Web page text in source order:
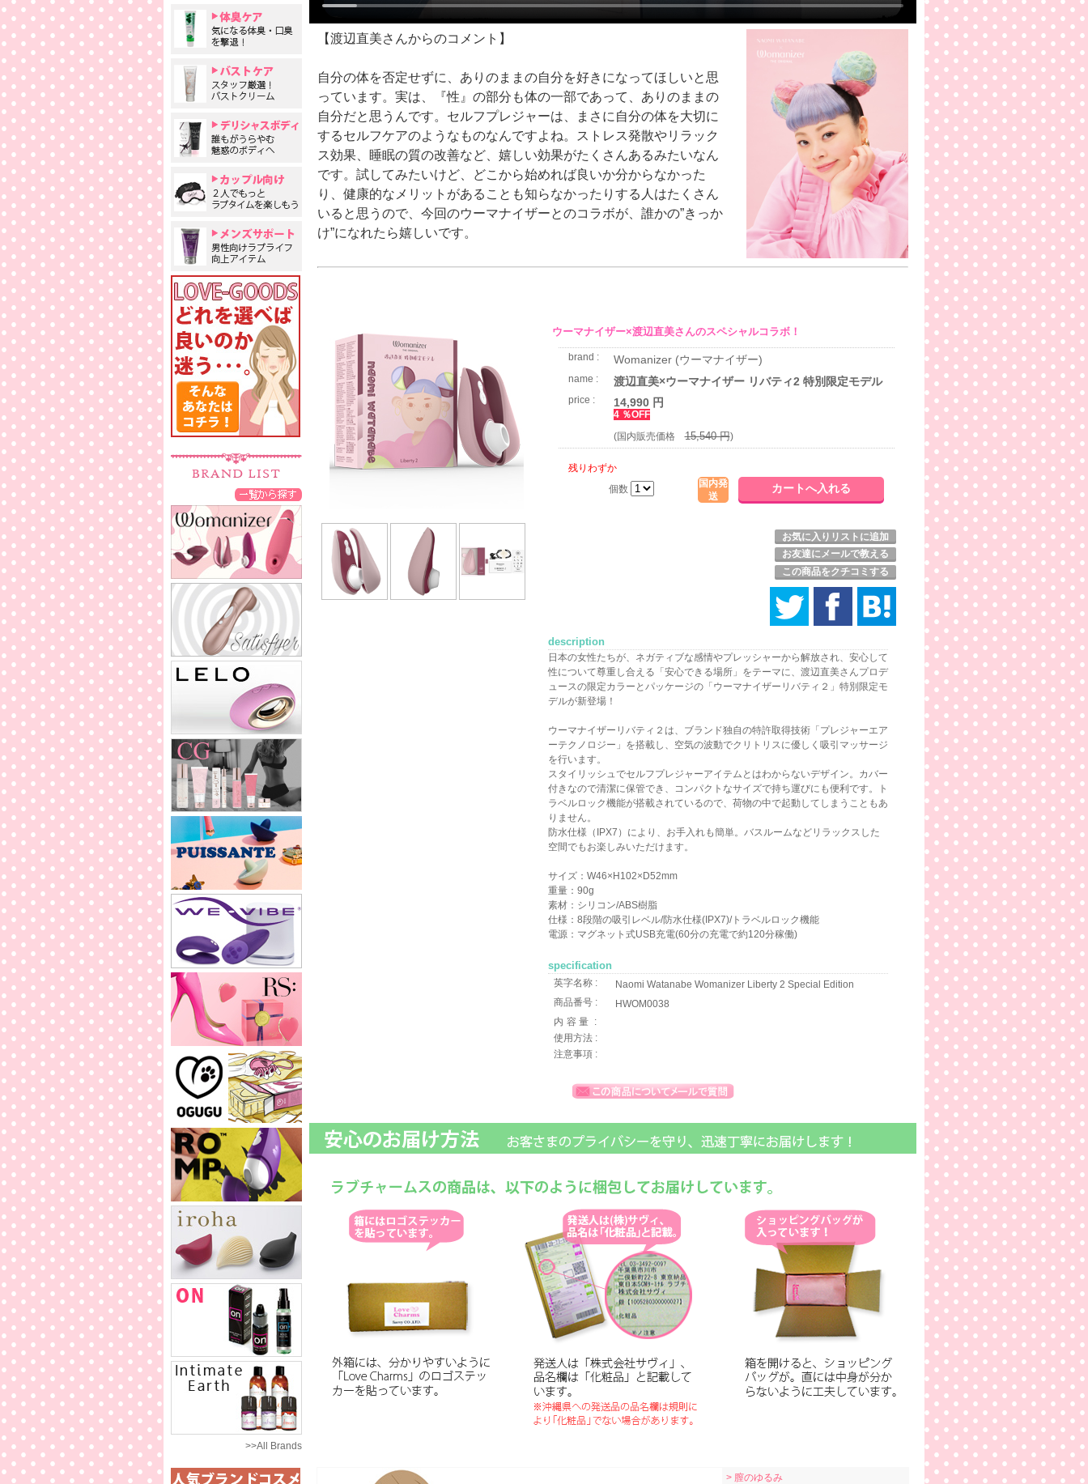
>>All Brands
【渡辺直美さんからのコメント】
⾃分の体を否定せずに、ありのままの⾃分を好きになってほしいと思
っています。実は、『性』の部分も体の⼀部であって、ありのままの
⾃分だと思うんです。セルフプレジャーは、まさに⾃分の体を⼤切に
するセルフケアのようなものなんですよね。ストレス発散やリラック
ス効果、睡眠の質の改善など、嬉しい効果がたくさんあるみたいなん
です。試してみたいけど、どこから始めれば良いか分からなかった
り、健康的なメリットがあることも知らなかったりする⼈はたくさん
いると思うので、今回のウーマナイザーとのコラボが、誰かの”きっか
け”になれたら嬉しいです。
ウーマナイザー×渡辺直美さんのスペシャルコラボ！
brand : Womanizer (ウーマナイザー)
name : 渡辺直美×ウーマナイザー リバティ2 特別限定モデル
price : 14,990 円
4 ％OFF
(国内販売価格15,540 円)
残りわずか
個数
国内発
送
お気に入りリストに追加
お友達にメールで教える
この商品をクチコミする
description
日本の女性たちが、ネガティブな感情やプレッシャーから解放され、安心して
性について尊重し合える「安心できる場所」をテーマに、渡辺直美さんプロデ
ュースの限定カラーとパッケージの「ウーマナイザーリバティ２」特別限定モ
デルが新登場！
ウーマナイザーリバティ２は、ブランド独自の特許取得技術「プレジャーエア
ーテクノロジー」を搭載し、空気の波動でクリトリスに優しく吸引マッサージ
を行います。
スタイリッシュでセルフプレジャーアイテムとはわからないデザイン。カバー
付きなので清潔に保管でき、コンパクトなサイズで持ち運びにも便利です。ト
ラベルロック機能が搭載されているので、荷物の中で起動してしまうこともあ
りません。
防水仕様（IPX7）により、お手入れも簡単。バスルームなどリラックスした
空間でもお楽しみいただけます。
サイズ：W46×H102×D52mm
重量：90g
素材：シリコン/ABS樹脂
仕様：8段階の吸引レベル/防水仕様(IPX7)/トラベルロック機能
電源：マグネット式USB充電(60分の充電で約120分稼働)
specification
英字名称 :
Naomi Watanabe Womanizer Liberty 2 Special Edition
商品番号 :
HWOM0038
内容量 :
使用方法 :
注意事項 :
> 膣のゆるみ